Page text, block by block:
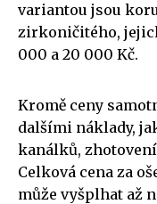
variantou jsou
zirkoničitého,
000 a 20 000 Kč.
Kromě ceny
dalšími náklady,
kanálků,
Celková cena za
může vyšplhat až